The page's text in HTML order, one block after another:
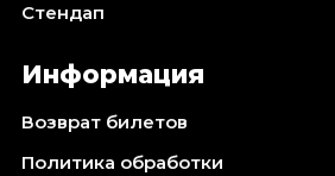
Стендап
Информация
Возврат билетов
Политика обработки